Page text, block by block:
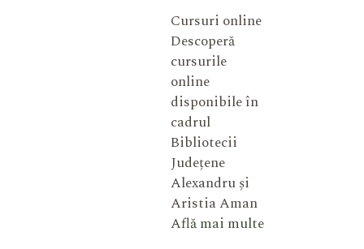
Cursuri online
Descoperă
cursurile
online
disponibile în
cadrul
Bibliotecii
Județene
Alexandru și
Aristia Aman
Află mai multe